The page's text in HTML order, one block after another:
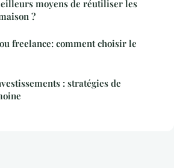
moyens de réutiliser les
?
freelance: comment choisir le
: stratégies de